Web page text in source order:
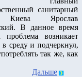
санитарный
Киева Ярослав
В данное время
проблема возникает
среду и подчеркнул,
так же, как
Дальше